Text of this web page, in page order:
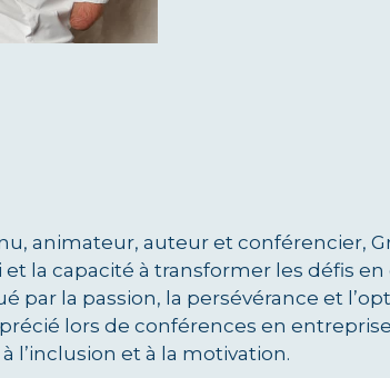
animateur, auteur et conférencier,
la capacité à transformer les défis
par la passion, la persévérance et
lors de conférences en
l’inclusion et à la motivation.